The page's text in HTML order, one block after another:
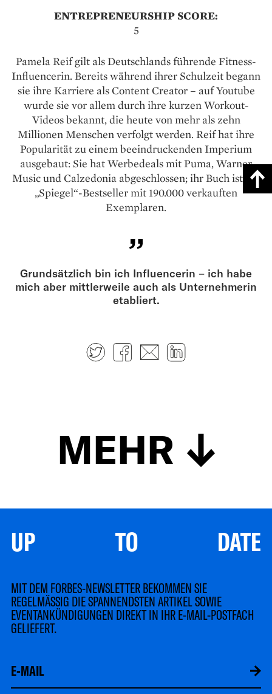
ENTREPRENEURSHIP SCORE:
5
Pamela Reif gilt als Deutschlands führende Fitness-
Influencerin. Bereits während ihrer Schulzeit begann
sie ihre Karriere als Content ­Creator – auf Youtube
wurde sie vor allem durch ihre kurzen Workout-
Videos bekannt, die heute von mehr als zehn
Millionen Menschen verfolgt werden. Reif hat ihre
Popularität zu einem beeindruckenden Imperium
ausgebaut: Sie hat Werbedeals mit Puma, Warner
Music und Calzedonia abgeschlossen; ihr Buch ist ein
„Spiegel“-Bestseller mit 190.000 verkauften
Exemplaren.
Grundsätzlich bin ich Influencerin – ich habe
mich aber mittlerweile auch als Unternehmerin
etabliert.
TwitterFacebook
E-mail
MEHR
UP TO DATE
MIT DEM FORBES-NEWSLETTER BEKOMMEN SIE
REGELMÄSSIG DIE SPANNENDSTEN ARTIKEL SOWIE
EVENTANKÜNDIGUNGEN DIREKT IN IHR E-MAIL-POSTFACH
GELIEFERT.